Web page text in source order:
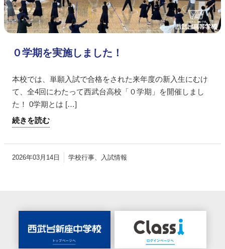
０学期を実施しました！
本校では、単願入試で合格をされた来年度の新入生にむけ
て、全4回にわたって西武台高校「０学期」を開催しまし
た！ 0学期とは […]
続きを読む
2026年03月14日 学校行事 入試情報